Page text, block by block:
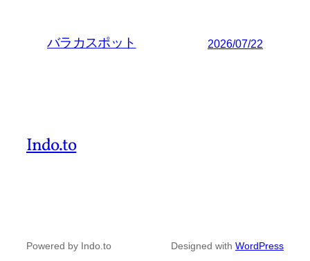
バラカスポット 2026/07/22
Indo.to
Powered by Indo.to Designed with WordPress